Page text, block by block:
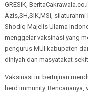
GRESIK,
Azis,SH,SIK,MSi,
Shodiq Majelis Ulama
menggelar vaksinasi yang
pengurus MUI kabupaten
diniyah dan masyatakat
Vaksinasi ini bertujuan
herd immunity.